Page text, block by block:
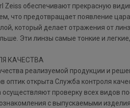
Zeiss обеспечивают прекрасную
что предотвращает появление
который делает отражения от
Эти линзы самые тонкие и
КАЧЕСТВА
реализуемой продукции и
оптик открыта Служба контроля
осуществляют проверку всех видов
с выпускаемыми